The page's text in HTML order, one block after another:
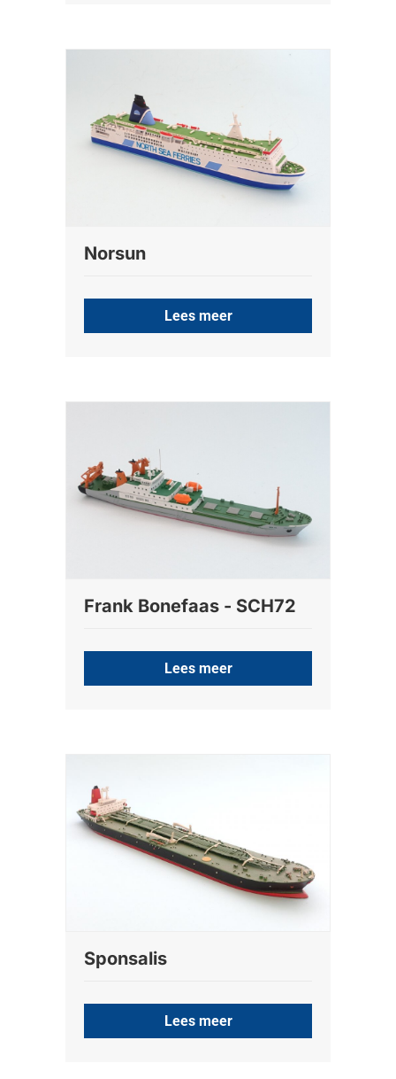
Norsun
Lees meer
Frank Bonefaas - SCH72
Lees meer
Sponsalis
Lees meer